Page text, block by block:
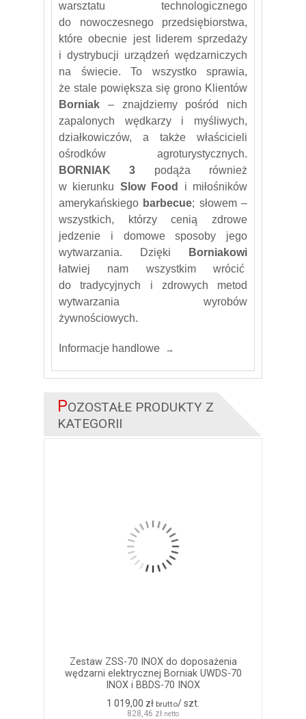
warsztatu technologicznego
do nowoczesnego przedsiębiorstwa,
które obecnie jest liderem sprzedaży
i dystrybucji urządzeń wędzarniczych
na świecie. To wszystko sprawia,
że stale powiększa się grono Klientów
Borniak – znajdziemy pośród nich
zapalonych wędkarzy i myśliwych,
działkowiczów, a także właścicieli
ośrodków agroturystycznych.
BORNIAK 3 podąża również
w kierunku Slow Food i miłośników
amerykańskiego barbecue; słowem –
wszystkich, którzy cenią zdrowe
jedzenie i domowe sposoby jego
wytwarzania. Dzięki
Borniakowi
łatwiej nam wszystkim wrócić
do tradycyjnych i zdrowych metod
wytwarzania wyrobów
żywnościowych.
Informacje handlowe
POZOSTAŁE PRODUKTY Z
KATEGORII
Zestaw ZSS-70 INOX do doposażenia
wędzarni elektrycznej Borniak UWDS-70
INOX i BBDS-70 INOX
1 019,00 zł brutto/ szt.
828,46 zł netto